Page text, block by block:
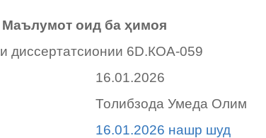
Маълумот оид ба ҳимоя
диссертатсионии 6D.КОА-059
16.01.2026
Толибзода Умеда Олим
16.01.2026 нашр шуд